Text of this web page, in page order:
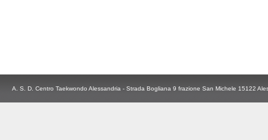
A. S. D. Centro Taekwondo Alessandria - Strada Bogliana 9 frazione San Michele 15122